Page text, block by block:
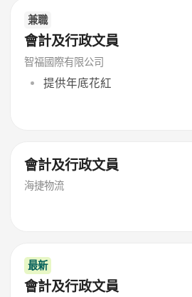
兼職
會計及行政文員
智福國際有限公司
提供年底花紅
會計及行政文員
海捷物流
最新
會計及行政文員